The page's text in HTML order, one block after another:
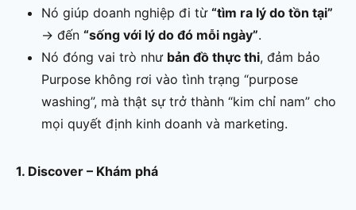
Nó giúp doanh nghiệp đi từ “tìm ra lý do tồn tại”
→ đến “sống với lý do đó mỗi ngày”.
Nó đóng vai trò như bản đồ thực thi, đảm bảo
Purpose không rơi vào tình trạng “purpose
washing”, mà thật sự trở thành “kim chỉ nam” cho
mọi quyết định kinh doanh và marketing.
1. Discover – Khám phá